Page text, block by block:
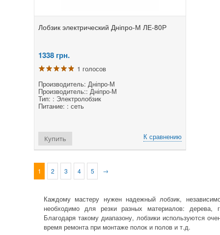
Лобзик электрический Дніпро-М ЛЕ-80Р
1338 грн.
1 голосов
Производитель: Дніпро-М
Производитель:: Дніпро-М
Тип: : Электролобзик
Питание: : сеть
К сравнению
Купить
1 2 3 4 5 →
Каждому мастеру нужен надежный лобзик,
необходимо для резки разных материалов: дерева,
Благодаря такому диапазону, лобзики используются
время ремонта при монтаже полок и полов и т.д.